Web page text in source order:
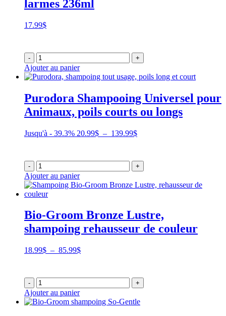
larmes 236ml
17.99$
- +
Ajouter au panier
Purodora Shampooing Universel pour
Animaux, poils courts ou longs
Jusqu'à - 39.3% 20.99$ – 139.99$Plage
20.99$
à
- +
Ajouter au panier
Bio-Groom Bronze Lustre,
shampoing rehausseur de couleur
18.99$ – 85.99$Plage
18.99$
à
- +
Ajouter au panier